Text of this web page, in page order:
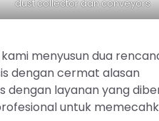
dust collector dan conveyors
menyusun dua
dengan cermat alasan
dengan layanan yang
untuk